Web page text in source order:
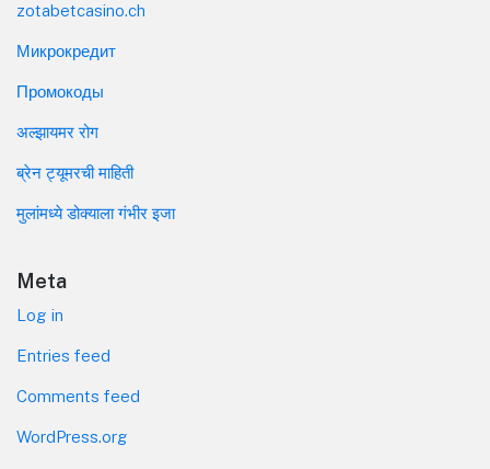
zotabetcasino.ch
Микрокредит
Промокоды
अल्झायमर रोग
ब्रेन ट्यूमरची माहिती
मुलांमध्ये डोक्याला गंभीर इजा
Meta
Log in
Entries feed
Comments feed
WordPress.org